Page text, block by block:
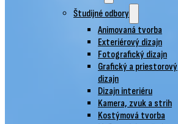
Študijné odbory
Animovaná tvorba
Exteriérový dizajn
Fotografický dizajn
Grafický a priestorový
dizajn
Dizajn interiéru
Kamera, zvuk a strih
Kostýmová tvorba